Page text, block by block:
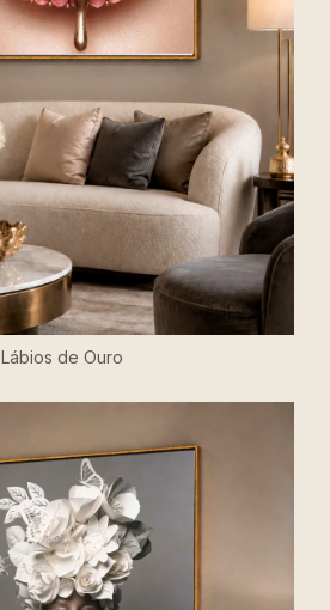
Lábios de Ouro